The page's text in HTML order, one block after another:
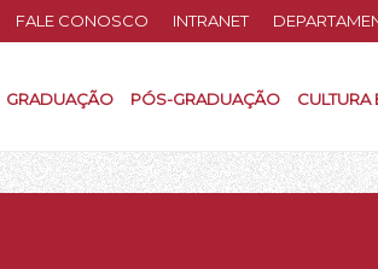
FALE CONOSCO INTRANET
GRADUAÇÃO PÓS-GRADUAÇÃO CULTURA